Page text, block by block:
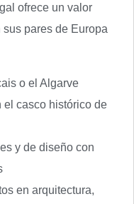
ofrece un valor
pares de Europa
o el Algarve
el casco histórico de
y de diseño con
en arquitectura,